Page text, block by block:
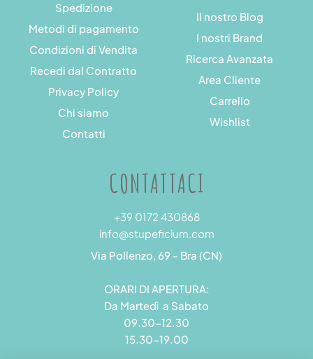
Spedizione
Metodi di pagamento
Condizioni di Vendita
Recedi dal Contratto
Privacy Policy
Chi siamo
Contatti
Il nostro Blog
I nostri Brand
Ricerca Avanzata
Area Cliente
Carrello
Wishlist
CONTATTACI
+39 0172 430868
info@stupeficium.com
Via Pollenzo, 69 - Bra (CN)
ORARI DI APERTURA:
Da Martedì a Sabato
09.30-12.30
15.30-19.00